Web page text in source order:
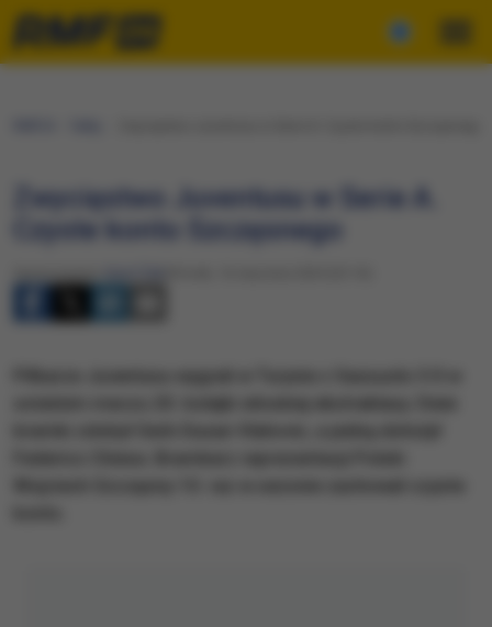
Zwycięstwo Juventusu w Serie A.
Czyste konto Szczęsnego